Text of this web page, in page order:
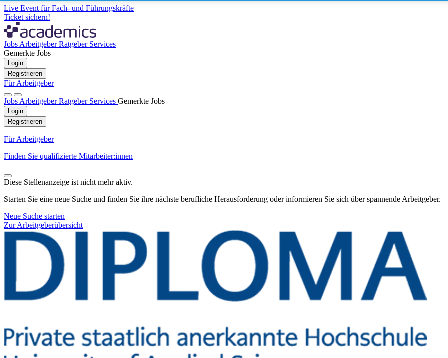
Live Event für Fach- und Führungskräfte
Ticket sichern!
Jobs ArbeitgeberRatgeber Services
Gemerkte Jobs
Login
Registrieren
Für Arbeitgeber
Jobs ArbeitgeberRatgeber Services Gemerkte Jobs
Login
Registrieren
Für Arbeitgeber
Finden Sie qualifizierte Mitarbeiter:innen
Diese Stellenanzeige ist nicht mehr aktiv.
Starten Sie eine neue Suche und finden Sie ihre nächste berufliche Herausforderung oder informieren Sie sich über spannende Arbeitgeber.
Neue Suche starten
Zur Arbeitgeberübersicht